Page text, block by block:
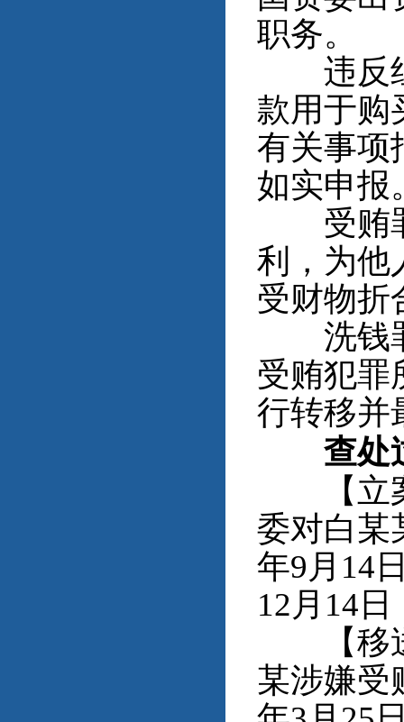
职务。
违反组
款用于购
有关事项
如实申报
受贿罪
利，为他
受财物折
洗钱罪
受贿犯罪
行转移并
查处
【立案
委对白某
年9月14
12月14
【移送
某涉嫌受